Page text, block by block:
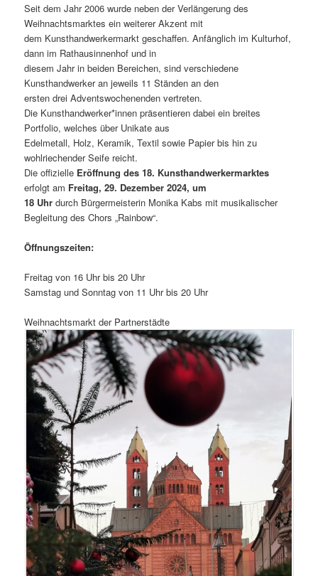
Seit dem Jahr 2006 wurde neben der Verlängerung des
Weihnachtsmarktes ein weiterer Akzent mit
dem Kunsthandwerkermarkt geschaffen. Anfänglich im Kulturhof,
dann im Rathausinnenhof und in
diesem Jahr in beiden Bereichen, sind verschiedene
Kunsthandwerker an jeweils 11 Ständen an den
ersten drei Adventswochenenden vertreten.
Die Kunsthandwerker*innen präsentieren dabei ein breites
Portfolio, welches über Unikate aus
Edelmetall, Holz, Keramik, Textil sowie Papier bis hin zu
wohlriechender Seife reicht.
Die offizielle Eröffnung des 18. Kunsthandwerkermarktes
erfolgt am Freitag, 29. Dezember 2024, um
18 Uhr durch Bürgermeisterin Monika Kabs mit musikalischer
Begleitung des Chors „Rainbow“.
Öffnungszeiten:
Freitag von 16 Uhr bis 20 Uhr
Samstag und Sonntag von 11 Uhr bis 20 Uhr
Weihnachtsmarkt der Partnerstädte